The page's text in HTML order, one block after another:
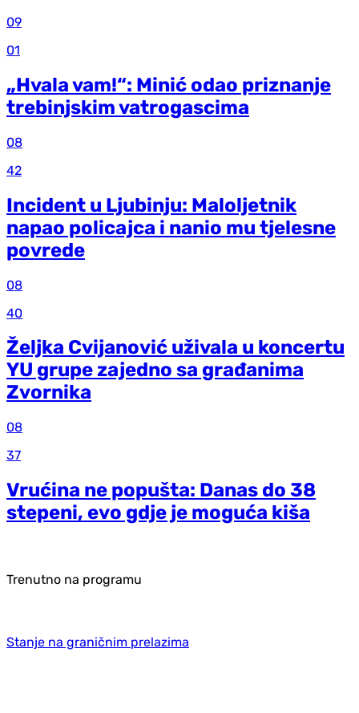
09
01
„Hvala vam!“: Minić odao priznanje
trebinjskim vatrogascima
08
42
Incident u Ljubinju: Maloljetnik
napao policajca i nanio mu tjelesne
povrede
08
40
Željka Cvijanović uživala u koncertu
YU grupe zajedno sa građanima
Zvornika
08
37
Vrućina ne popušta: Danas do 38
stepeni, evo gdje je moguća kiša
Trenutno na programu
Stanje na graničnim prelazima